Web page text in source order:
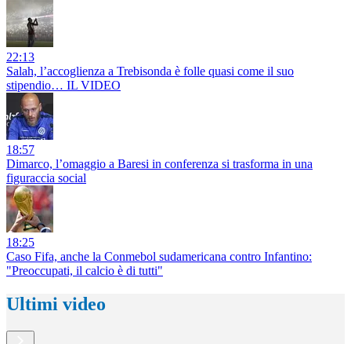
22:13
Salah, l’accoglienza a Trebisonda è folle quasi come il suo
stipendio… IL VIDEO
18:57
Dimarco, l’omaggio a Baresi in conferenza si trasforma in una
figuraccia social
18:25
Caso Fifa, anche la Conmebol sudamericana contro Infantino:
"Preoccupati, il calcio è di tutti"
Ultimi video